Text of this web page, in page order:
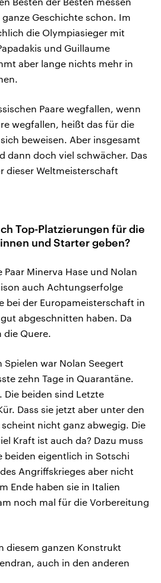
Geschichte schon. Im
die Olympiasieger mit
und Guillaume
aber lange nichts mehr in
Paare wegfallen, wenn
wegfallen, heißt das für die
beweisen. Aber insgesamt
dann doch viel schwächer. Das
dieser Weltmeisterschaft
Top-Platzierungen für die
und Starter geben?
Paar Minerva Hase und Nolan
auch Achtungserfolge
bei der Europameisterschaft in
abgeschnitten haben. Da
die Quere.
Spielen war Nolan Seegert
zehn Tage in Quarantäne.
Die beiden sind Letzte
Dass sie jetzt aber unter den
nicht ganz abwegig. Die
Kraft ist auch da? Dazu muss
beiden eigentlich in Sotschi
Angriffskrieges aber nicht
Ende haben sie in Italien
noch mal für die Vorbereitung
diesem ganzen Konstrukt
auch in den anderen